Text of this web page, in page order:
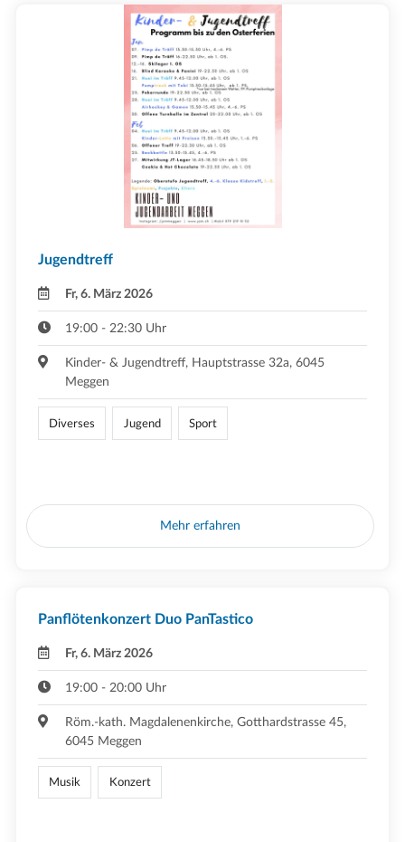
Jugendtreff
Fr, 6. März 2026
19:00 - 22:30 Uhr
Kinder- & Jugendtreff, Hauptstrasse 32a, 6045
Meggen
Diverses Jugend Sport
Mehr erfahren
Panflötenkonzert Duo PanTastico
Fr, 6. März 2026
19:00 - 20:00 Uhr
Röm.-kath. Magdalenenkirche, Gotthardstrasse 45,
6045 Meggen
Musik Konzert